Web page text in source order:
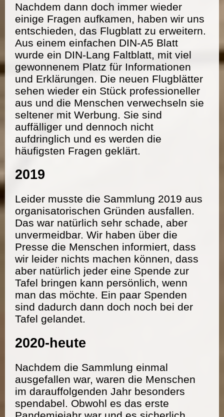
Nachdem dann doch immer wieder
einige Fragen aufkamen, haben wir uns
entschieden, das Flugblatt zu erweitern.
Aus einem einfachen DIN-A5 Blatt
wurde ein DIN-Lang Faltblatt, mit viel
gewonnenem Platz für Informationen
und Erklärungen. Die neuen Flugblätter
sehen wieder ein Stück professioneller
aus und die Menschen verwechseln sie
seltener mit Werbung. Sie sind
auffälliger und dennoch nicht
aufdringlich und es werden die
häufigsten Fragen geklärt.
2019
Leider musste die Sammlung 2019 aus
organisatorischen Gründen ausfallen.
Das war natürlich sehr schade, aber
unvermeidbar. Wir haben über die
Presse die Menschen informiert, dass
wir leider nichts machen können, dass
aber natürlich jeder eine Spende zur
Tafel bringen kann persönlich, wenn
man das möchte. Ein paar Spenden
sind dadurch dann doch noch bei der
Tafel gelandet.
2020-heute
Nachdem die Sammlung einmal
ausgefallen war, waren die Menschen
im darauffolgenden Jahr besonders
spendabel. Obwohl es das erste